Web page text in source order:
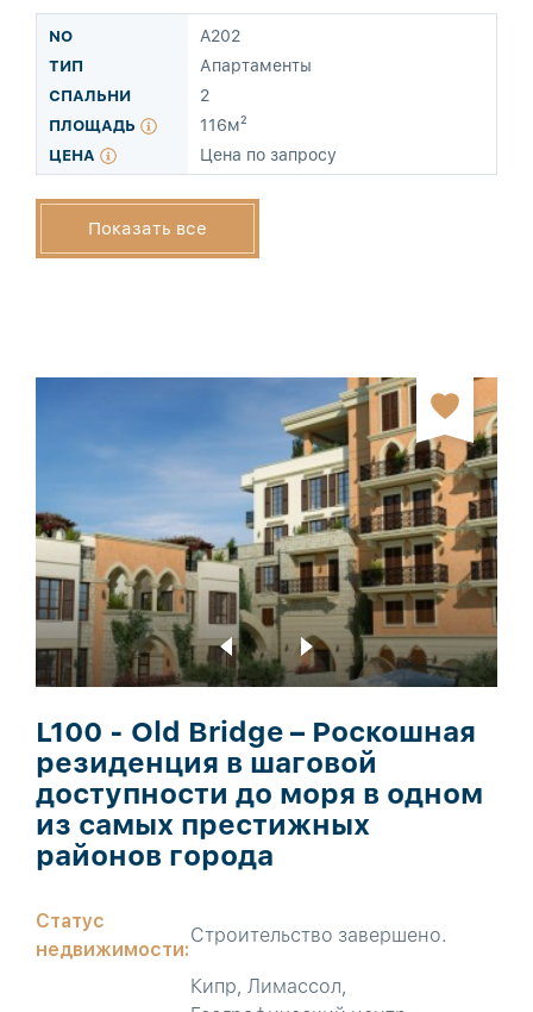
L100 - Old Bridge – Роскошная
резиденция в шаговой
доступности до моря в одном
из самых престижных
районов города
Статус
недвижимости:
Строительство завершено.
Кипр, Лимассол,